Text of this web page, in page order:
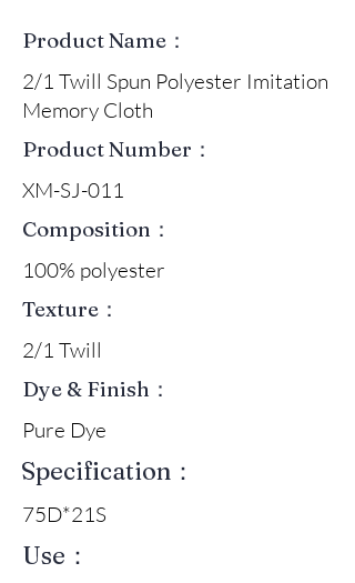
Product Name：
2/1 Twill Spun Polyester Imitation
Memory Cloth
Product Number：
XM-SJ-011
Composition：
100% polyester
Texture：
2/1 Twill
Dye & Finish：
Pure Dye
Specification：
75D*21S
Use：